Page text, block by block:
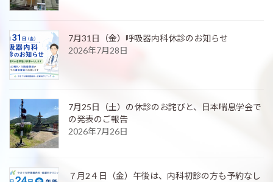
7月31日（金）呼吸器内科休診のお知らせ
2026年7月28日
7月25日（土）の休診のお詫びと、日本喘息学会で
の発表のご報告
2026年7月26日
７月2４日（金）午後は、内科初診の方も予約なし